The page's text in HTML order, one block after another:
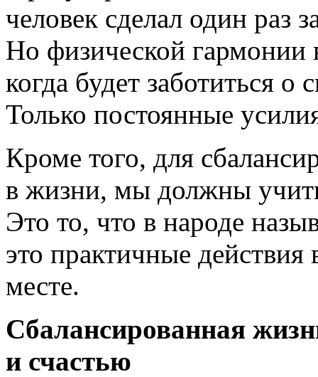
человек сделал один раз
Но физической гармонии
когда будет заботиться о
Только постоянные
Кроме того, для
в жизни, мы должны
Это то, что в народе
это практичные
месте.
Сбалансированная
и счастью